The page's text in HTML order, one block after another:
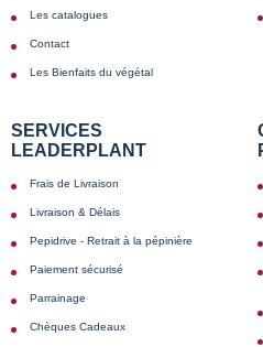
Les catalogues
Contact
Les Bienfaits du végétal
SERVICES
LEADERPLANT
Frais de Livraison
Livraison & Délais
Pepidrive - Retrait à la pépinière
Paiement sécurisé
Parrainage
Chèques Cadeaux